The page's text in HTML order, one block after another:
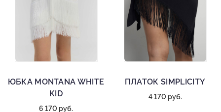
ЮБКА MONTANA WHITE
KID
6 170 руб.
ПЛАТОК SIMPLICITY
4 170 руб.